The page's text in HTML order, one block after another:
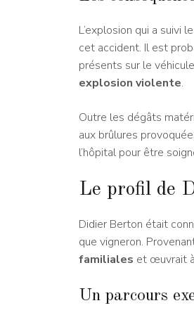
L’explosion qui a suivi
cet accident. Il est
présents sur le
explosion violente.
Outre les dégâts
aux brûlures
l’hôpital pour être
Le profil de
Didier Berton était
que vigneron.
familiales et œuvrait
Un parcours